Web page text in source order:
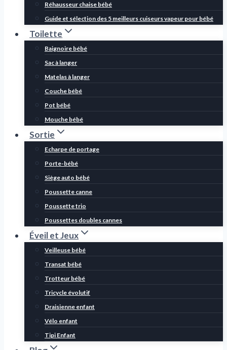
Réhausseur chaise bébé
Guide et sélection des 5 meilleurs cuiseurs vapeur pour bébé
Toilette
Baignoire bébé
Sac à langer
Matelas à langer
Couche bébé
Pot bébé
Mouche bébé
Sortie
Echarpe de portage
Porte-bébé
Siège auto bébé
Poussette canne
Poussette trio
Poussettes doubles cannes
Éveil et Jeux
Veilleuse bébé
Transat bébé
Trotteur bébé
Tricycle évolutif
Draisienne enfant
Vélo enfant
Tipi Enfant